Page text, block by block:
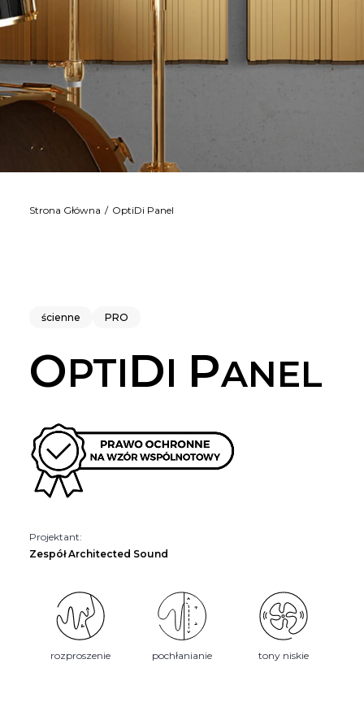
Strona Główna OptiDi Panel
ścienne PRO
OPTIDI PANEL
Projektant:
Zespół Architected Sound
rozproszenie pochłanianie tony niskie